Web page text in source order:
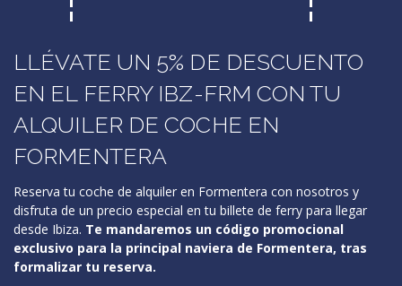
LLÉVATE UN 5% DE DESCUENTO
EN EL FERRY IBZ-FRM CON TU
ALQUILER DE COCHE EN
FORMENTERA
Reserva tu coche de alquiler en Formentera con nosotros y
disfruta de un precio especial en tu billete de ferry para llegar
desde Ibiza. Te mandaremos un código promocional
exclusivo para la principal naviera de Formentera, tras
formalizar tu reserva.